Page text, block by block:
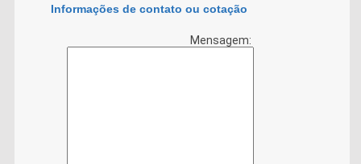
Informações de contato ou cotação
Mensagem: